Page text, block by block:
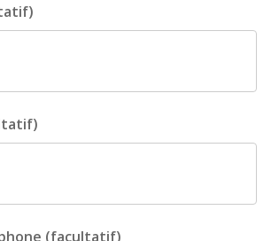
(facultatif)